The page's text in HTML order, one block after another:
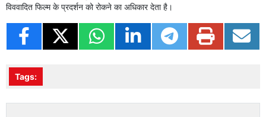
विववादित फिल्म के प्रदर्शन को रोकने का अधिकार देता है।
Tags: